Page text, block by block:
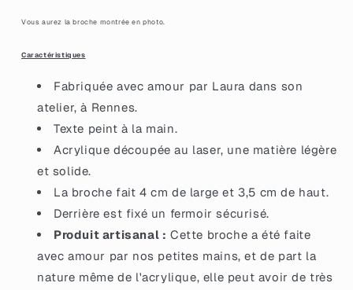
marbrée
et
marbrée
Vous aurez la broche montrée en photo.
Caractéristiques
Fabriquée avec amour par Laura dans son
atelier, à Rennes.
Texte peint à la main.
Acrylique découpée au laser, une matière légère
et solide.
La broche fait 4 cm de large et 3,5 cm de haut.
Derrière est fixé un fermoir sécurisé.
Produit artisanal : Cette broche a été faite
avec amour par nos petites mains, et de part la
nature même de l'acrylique, elle peut avoir de très